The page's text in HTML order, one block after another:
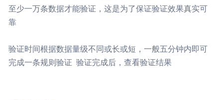
至少一万条数据才能验证，这是为了保证验证效果真实可
靠
验证时间根据数据量级不同或长或短，一般五分钟内即可
完成一条规则验证 验证完成后，查看验证结果